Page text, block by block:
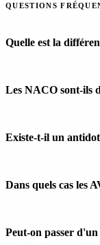
QUESTIONS
Quelle est la
Les NACO sont-ils
Existe-t-il un
Dans quels cas les
Peut-on passer